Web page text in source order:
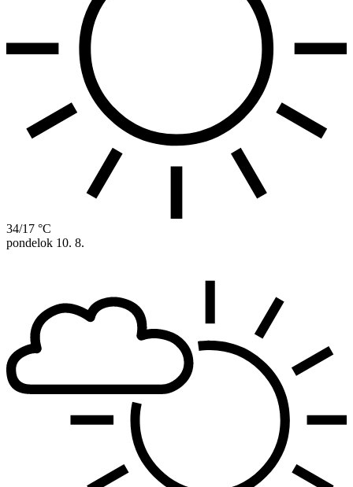
34/17 °C
pondelok 10. 8.